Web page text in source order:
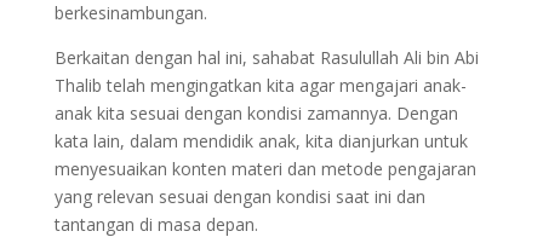
berkesinambungan.
Berkaitan dengan hal ini, sahabat Rasulullah Ali bin Abi
Thalib telah mengingatkan kita agar mengajari anak-
anak kita sesuai dengan kondisi zamannya. Dengan
kata lain, dalam mendidik anak, kita dianjurkan untuk
menyesuaikan konten materi dan metode pengajaran
yang relevan sesuai dengan kondisi saat ini dan
tantangan di masa depan.